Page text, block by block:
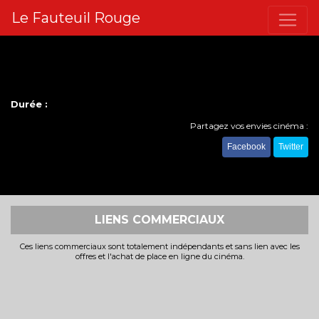
Le Fauteuil Rouge
Durée :
Partagez vos envies cinéma :
Facebook Twitter
LIENS COMMERCIAUX
Ces liens commerciaux sont totalement indépendants et sans lien avec les
offres et l'achat de place en ligne du cinéma.